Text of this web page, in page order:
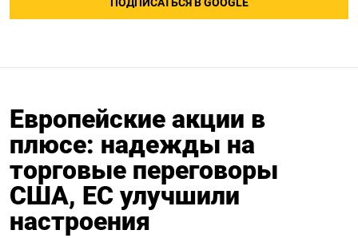
ПОДПИСАТЬСЯ В GOOGLE
Европейские акции в
плюсе: надежды на
торговые переговоры
США, ЕС улучшили
настроения